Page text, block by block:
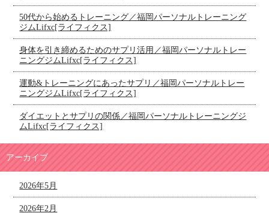
50代から始めるトレーニング／福岡パーソナルトレーニング
ジムLifxc[ライフィクス]
身体を引き締めるためのサプリ活用／福岡パーソナルトレー
ニングジムLifxc[ライフィクス]
運動&トレーニングにあったサプリ／福岡パーソナルトレー
ニングジムLifxc[ライフィクス]
ダイエットとサプリの関係／福岡パーソナルトレーニングジ
ムLifxc[ライフィクス]
アーカイブ
2026年5月
2026年2月